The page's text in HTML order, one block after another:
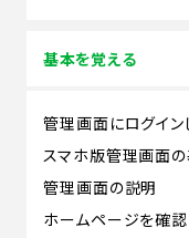
基本を覚える
管理画面にログイン
スマホ版管理画面の
管理画面の説明
ホームページを確認